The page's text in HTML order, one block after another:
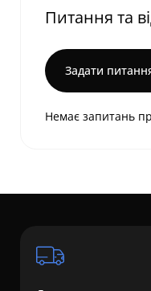
Питання та
Задати
Немає запитань